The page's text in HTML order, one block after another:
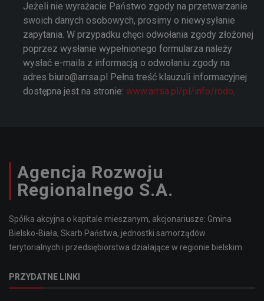
Jeżeli nie wyrażacie Państwo zgody na przetwarzanie
swoich danych osobowych, prosimy o niewysyłanie
zapytania. W przypadku chęci odwołania zgody złożonej
poprzez wysłanie wypełnionego formularza należy
wysłać e-maila z informacją o odwołaniu zgody na
adres biuro@arrsa.pl Pełna treść klauzuli informacyjnej
dostępna jest na stronie: www.arrsa.pl/pl/info/rodo.
Agencja Rozwoju
Regionalnego S.A.
Spółka akcyjna o kapitale mieszanym, akcjonariusze: Gmina
Bielsko-Biała, Skarb Państwa, jednostki samorządów
terytorialnych i przedsiębiorstwa działające w regionie bielskim.
PRZYDATNE LINKI